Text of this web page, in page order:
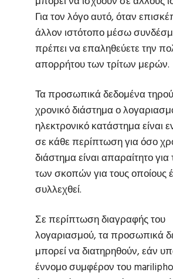
Για τον λόγο αυτό, όταν
άλλον ιστότοπο μέσω
πρέπει να επαληθεύετε την
απορρήτου των τρίτων μερών.
Τα προσωπικά δεδομένα
χρονικό διάστημα ο
ηλεκτρονικό κατάστημα είναι
σε κάθε περίπτωση για όσο
διάστημα είναι απαραίτητο για
των σκοπών για τους οποίους
συλλεχθεί.
Σε περίπτωση διαγραφής του
λογαριασμού, τα προσωπικά
μπορεί να διατηρηθούν, εάν
έννομο συμφέρον του